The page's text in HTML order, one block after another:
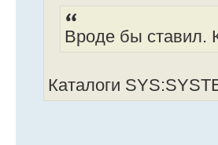
Вроде бы ставил.
Каталоги